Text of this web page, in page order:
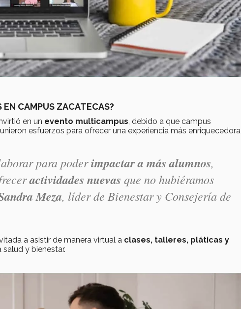
EN CAMPUS ZACATECAS?
en un evento multicampus, debido a que campus
unieron esfuerzos para ofrecer una experiencia más enriquecedora
para poderimpactar a más alumnos,
actividades nuevas que no hubiéramos
Meza, líder de Bienestar y Consejería de
a asistir de manera virtual a clases, talleres, pláticas y
y bienestar.